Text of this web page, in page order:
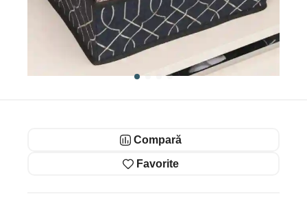
Compară
Favorite